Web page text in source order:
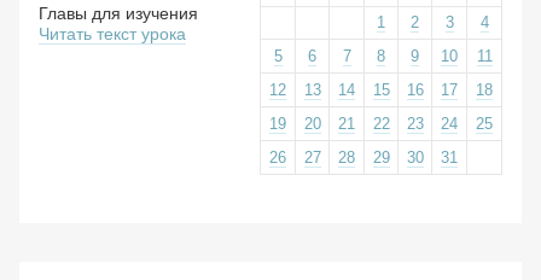
1
2 3
4
5
6 7 8 9 10
11
12
13 14 15 16 17
18
19
20 21 22 23 24
25
26
27 28 29 30 31
Главы для изучения
Читать текст урока